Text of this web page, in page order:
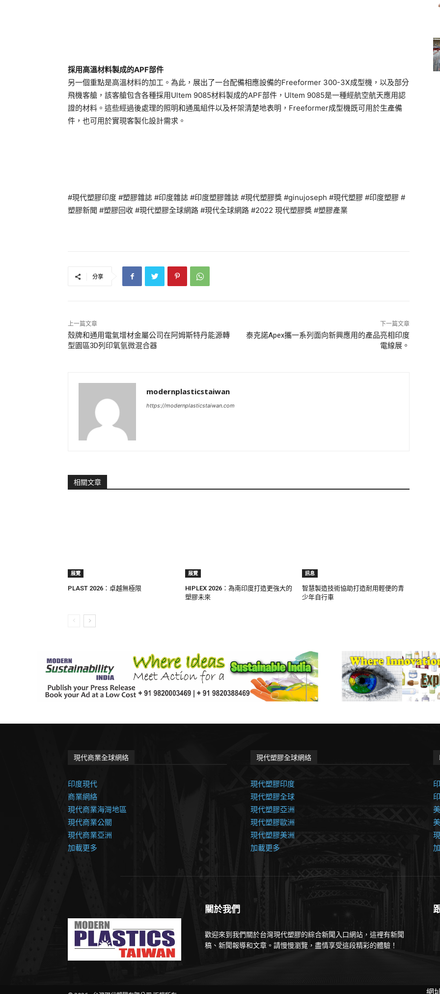
採用高溫材料製成的APF部件
另一個重點是高溫材料的加工。為此，展出了一台配備相應設備的Freeformer 300-3X成型機，以及部分
飛機客艙，該客艙包含各種採用Ultem 9085材料製成的APF部件，Ultem 9085是一種經航空航天應用認
證的材料。這些經過後處理的照明和通風組件以及杯架清楚地表明，Freeformer成型機既可用於生產備
件，也可用於實現客製化設計需求。
#現代塑膠印度 #塑膠雜誌 #印度雜誌 #印度塑膠雜誌 #現代塑膠獎 #ginujoseph #現代塑膠 #印度塑膠 #
塑膠新聞 #塑膠回收 #現代塑膠全球網路 #現代全球網路 #2022 現代塑膠獎 #塑膠產業
分享
上一篇文章
殼牌和通用電氣增材金屬公司在阿姆斯特丹能源轉
型園區3D列印氧氫微混合器
下一篇文章
泰克諾Apex攜一系列面向新興應用的產品亮相印度
電線展。
modernplasticstaiwan
https://modernplasticstaiwan.com
相關文章
展覽
PLAST 2026：卓越無極限
展覽
HIPLEX 2026：為南印度打造更強大的
塑膠未來
訊息
智慧製造技術協助打造耐用輕便的青
少年自行車
現代商業全球網絡
印度現代
商業網絡
現代商業海灣地區
現代商業公關
現代商業亞洲
加載更多
現代塑膠全球網絡
現代塑膠印度
現代塑膠全球
現代塑膠亞洲
現代塑膠歐洲
現代塑膠美洲
加載更多
關於我們
歡迎來到我們關於台灣現代塑膠的綜合新聞入口網站，這裡有新聞
稿、新聞報導和文章。請慢慢瀏覽，盡情享受這段精彩的體驗！